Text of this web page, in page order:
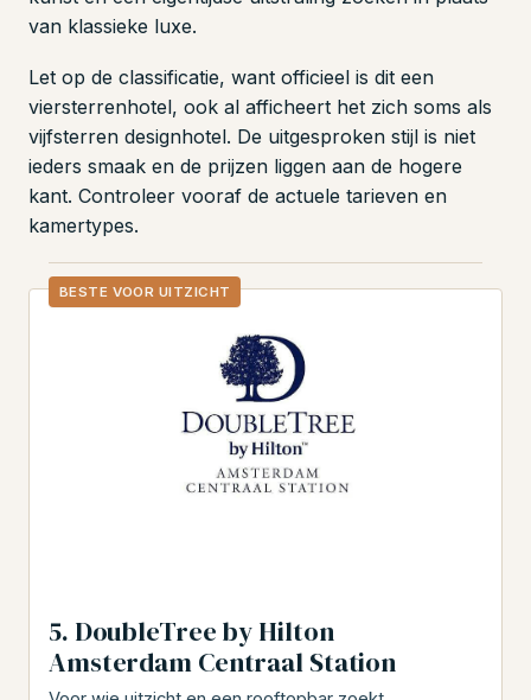
van klassieke luxe.
Let op de classificatie, want officieel is dit een
viersterrenhotel, ook al afficheert het zich soms als
vijfsterren designhotel. De uitgesproken stijl is niet
ieders smaak en de prijzen liggen aan de hogere
kant. Controleer vooraf de actuele tarieven en
kamertypes.
BESTE VOOR UITZICHT
5. DoubleTree by Hilton
Amsterdam Centraal Station